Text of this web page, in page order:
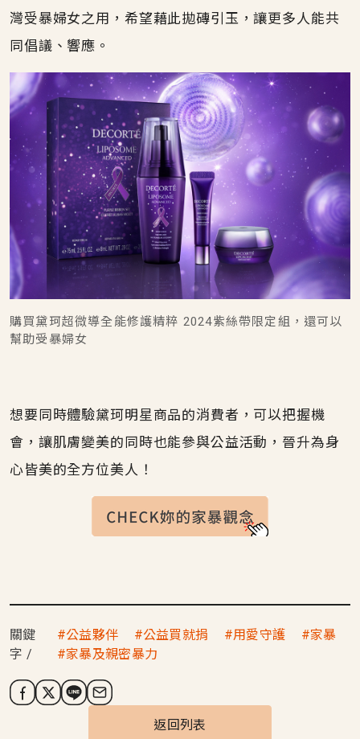
灣受暴婦女之用，希望藉此拋磚引玉，讓更多人能共
同倡議、響應。
購買黛珂超微導全能修護精粹 2024紫絲帶限定組，還可以
幫助受暴婦女
想要同時體驗黛珂明星商品的消費者，可以把握機
會，讓肌膚變美的同時也能參與公益活動，晉升為身
心皆美的全方位美人！
關鍵
字
公益夥伴 公益買就捐 用愛守護
家暴
家暴及親密暴力
返回列表